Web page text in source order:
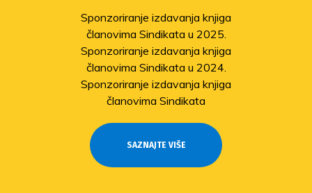
Sponzoriranje izdavanja knjiga
članovima Sindikata u 2025.
Sponzoriranje izdavanja knjiga
članovima Sindikata u 2024.
Sponzoriranje izdavanja knjiga
članovima Sindikata
SAZNAJTE VIŠE